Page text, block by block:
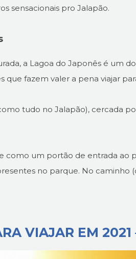
sensacionais pro Jalapão.
a Lagoa do Japonês é um
que fazem valer a pena viajar
tudo no Jalapão), cercada
como um portão de entrada ao
no parque. No
VIAJAR EM 2021